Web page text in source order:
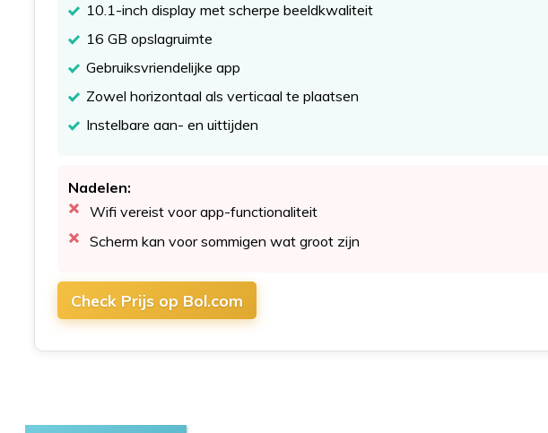
10.1-inch display met scherpe beeldkwaliteit
16 GB opslagruimte
Gebruiksvriendelijke app
Zowel horizontaal als verticaal te plaatsen
Instelbare aan- en uittijden
Nadelen:
Wifi vereist voor app-functionaliteit
Scherm kan voor sommigen wat groot zijn
Check Prijs op Bol.com